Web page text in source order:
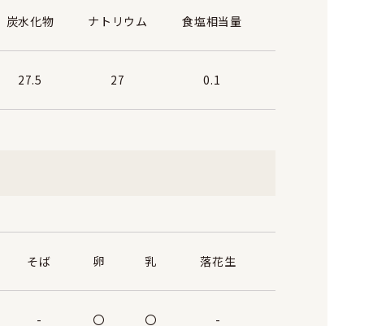
炭水化物 ナトリウム 食塩相当量
27.5 27 0.1
そば 卵 乳 落花生
- 〇 〇 -